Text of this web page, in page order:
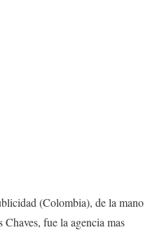
(Colombia), de la mano
fue la agencia mas